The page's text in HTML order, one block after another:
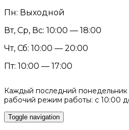
Пн: Выходной
Вт, Ср, Вс: 10:00 — 18:00
Чт, Сб: 10:00 — 20:00
Пт: 10:00 — 17:00
Каждый последний понедельник
рабочий режим работы: с 10:00
Toggle navigation